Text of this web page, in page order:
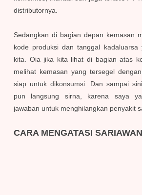
distributornya.
Sedangkan di bagian depan kemasan
kode produksi dan tanggal
kita. Oia jika kita lihat di bagian atas
melihat kemasan yang tersegel
siap untuk dikonsumsi. Dan sampai
pun langsung sirna, karena saya
jawaban untuk menghilangkan penyakit
CARA MENGATASI SARIAWAN